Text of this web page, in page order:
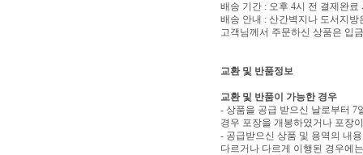
배송 기간 : 오후 4시 전 결제완료
배송 안내 : 산간벽지나 도서지
고객님께서 주문하신 상품은 입
교환 및 반품정보
교환 및 반품이 가능한 경우
- 상품을 공급 받으신 날로부터 7
경우 포장을 개봉하였거나 포장
- 공급받으신 상품 및 용역의 내
다르거나 다르게 이행된 경우에